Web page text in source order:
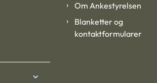
Om Ankestyrelsen
Blanketter og
kontaktformularer